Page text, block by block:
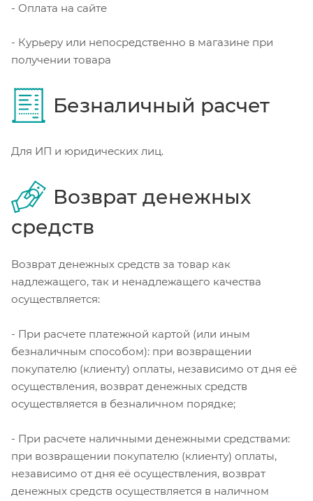
- Оплата на сайте
- Курьеру или непосредственно в магазине при
получении товара
Безналичный расчет
Для ИП и юридических лиц.
Возврат денежных
средств
Возврат денежных средств за товар как
надлежащего, так и ненадлежащего качества
осуществляется:
- При расчете платежной картой (или иным
безналичным способом): при возвращении
покупателю (клиенту) оплаты, независимо от дня её
осуществления, возврат денежных средств
осуществляется в безналичном порядке;
- При расчете наличными денежными средствами:
при возвращении покупателю (клиенту) оплаты,
независимо от дня её осуществления, возврат
денежных средств осуществляется в наличном